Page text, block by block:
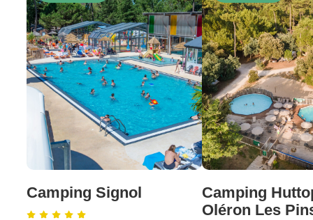
Camping Signol
Camping
Oléron Les